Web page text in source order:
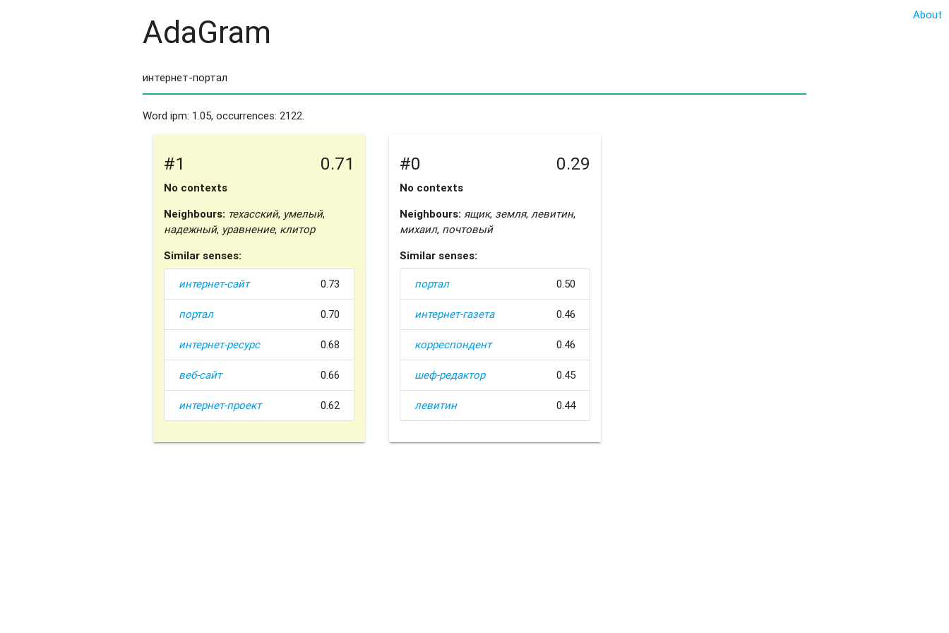
About
AdaGram
Word ipm: 1.05, occurrences: 2122.
#1 0.71
No contexts
Neighbours: техасский, умелый,
надежный, уравнение, клитор
Similar senses:
интернет-сайт 0.73
портал 0.70
интернет-ресурс 0.68
веб-сайт 0.66
интернет-проект 0.62
#0 0.29
No contexts
Neighbours: ящик, земля, левитин,
михаил, почтовый
Similar senses:
портал 0.50
интернет-газета 0.46
корреспондент 0.46
шеф-редактор 0.45
левитин 0.44